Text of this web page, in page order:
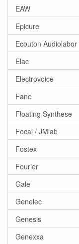
EAW
Epicure
Ecouton Audiolabor
Elac
Electrovoice
Fane
Floating Synthese
Focal / JMlab
Fostex
Fourier
Gale
Genelec
Genesis
Genexxa